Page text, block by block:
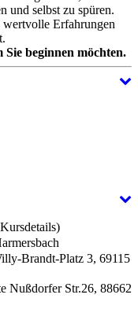
und selbst zu spüren.
wertvolle Erfahrungen
Sie beginnen möchten.
Brandt-Platz 3, 69115
Nußdorfer Str.26, 88662